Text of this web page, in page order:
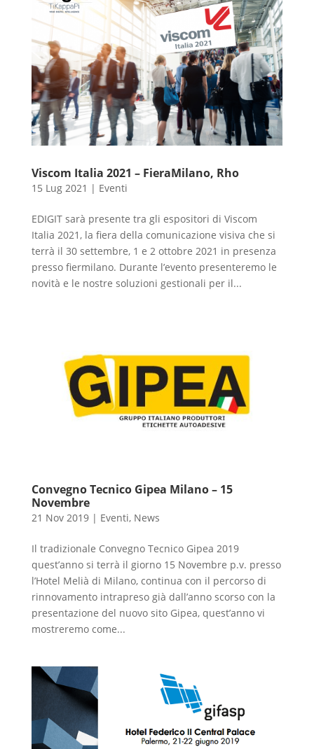
Viscom Italia 2021 – FieraMilano, Rho
15 Lug 2021 | Eventi
EDIGIT sarà presente tra gli espositori di Viscom
Italia 2021, la fiera della comunicazione visiva che si
terrà il 30 settembre, 1 e 2 ottobre 2021 in presenza
presso fiermilano. Durante l’evento presenteremo le
novità e le nostre soluzioni gestionali per il...
Convegno Tecnico Gipea Milano – 15
Novembre
21 Nov 2019| Eventi, News
Il tradizionale Convegno Tecnico Gipea 2019
quest’anno si terrà il giorno 15 Novembre p.v. presso
l’Hotel Melià di Milano, continua con il percorso di
rinnovamento intrapreso già dall’anno scorso con la
presentazione del nuovo sito Gipea, quest’anno vi
mostreremo come...